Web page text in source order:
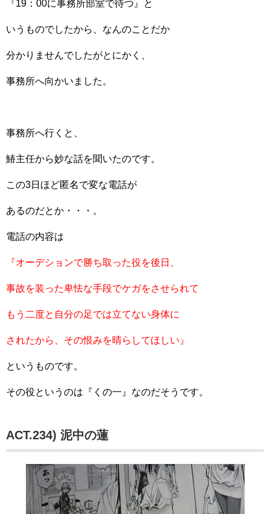
『19：00に事務所部室で待つ』と
いうものでしたから、なんのことだか
分かりませんでしたがとにかく、
事務所へ向かいました。
事務所へ行くと、
鰆主任から妙な話を聞いたのです。
この3日ほど匿名で変な電話が
あるのだとか・・・。
電話の内容は
『オーデションで勝ち取った役を後日、
事故を装った卑怯な手段でケガをさせられて
もう二度と自分の足では立てない身体に
されたから、その恨みを晴らしてほしい』
というものです。
その役というのは『くの一』なのだそうです。
ACT.234) 泥中の蓮